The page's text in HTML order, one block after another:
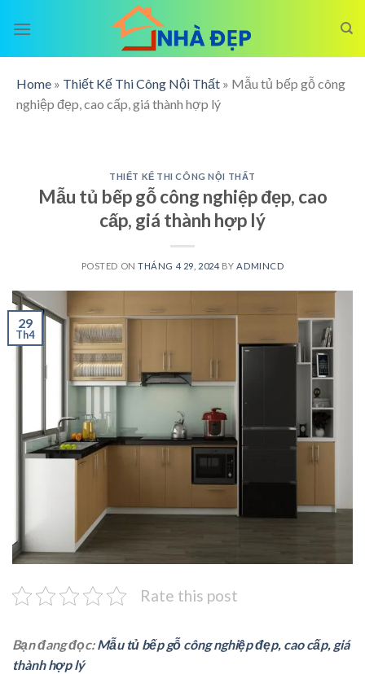
Home » Thiết Kế Thi Công Nội Thất » Mẫu tủ bếp gỗ công
nghiệp đẹp, cao cấp, giá thành hợp lý
THIẾT KẾ THI CÔNG NỘI THẤT
Mẫu tủ bếp gỗ công nghiệp đẹp, cao
cấp, giá thành hợp lý
POSTED ONTHÁNG 4 29, 2024 BYADMINCD
29
Th4
Rate this post
Bạn đang đọc:Mẫu tủ bếp gỗ công nghiệp đẹp, cao cấp, giá
thành hợp lý